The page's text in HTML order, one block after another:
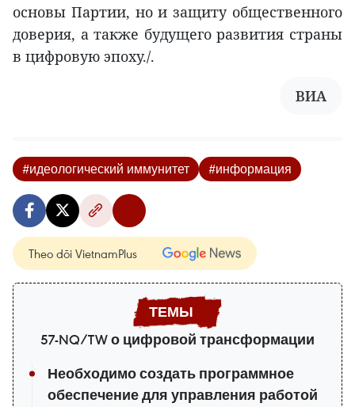
основы Партии, но и защиту общественного
доверия, а также будущего развития страны
в цифровую эпоху./.
ВИА
#идеологический иммунитет #информация
Theo dõi VietnamPlus
57-NQ/TW о цифровой трансформации
Необходимо создать программное
обеспечение для управления работой